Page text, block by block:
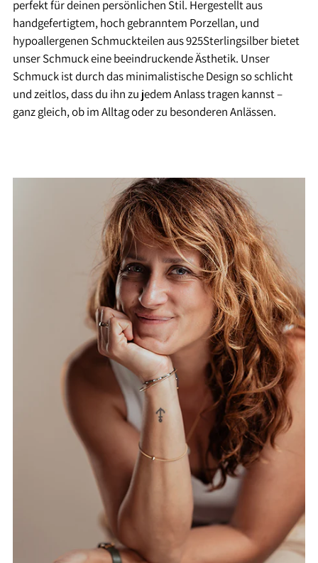
perfekt für deinen persönlichen Stil. Hergestellt aus
handgefertigtem, hoch gebranntem Porzellan, und
hypoallergenen Schmuckteilen aus 925Sterlingsilber bietet
unser Schmuck eine beeindruckende Ästhetik. Unser
Schmuck ist durch das minimalistische Design so schlicht
und zeitlos, dass du ihn zu jedem Anlass tragen kannst –
ganz gleich, ob im Alltag oder zu besonderen Anlässen.